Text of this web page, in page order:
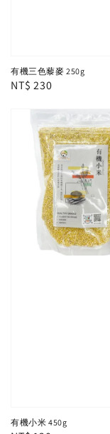
有機三色藜麥 250g
Regular
NT$ 230
有機小米 450g